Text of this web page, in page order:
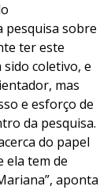
pesquisa sobre
ter este
coletivo, e
mas
e esforço de
da pesquisa.
do papel
ela tem de
aponta